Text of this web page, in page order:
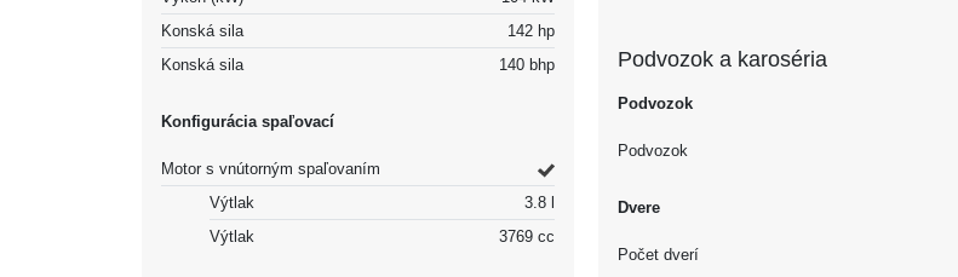
Konská sila
142 hp
Konská sila
140 bhp
Konfigurácia spaľovací
Motor s vnútorným spaľovaním
Výtlak
3.8 l
Výtlak
3769 cc
Podvozok a karoséria
Podvozok
Podvozok
Dvere
Počet dverí